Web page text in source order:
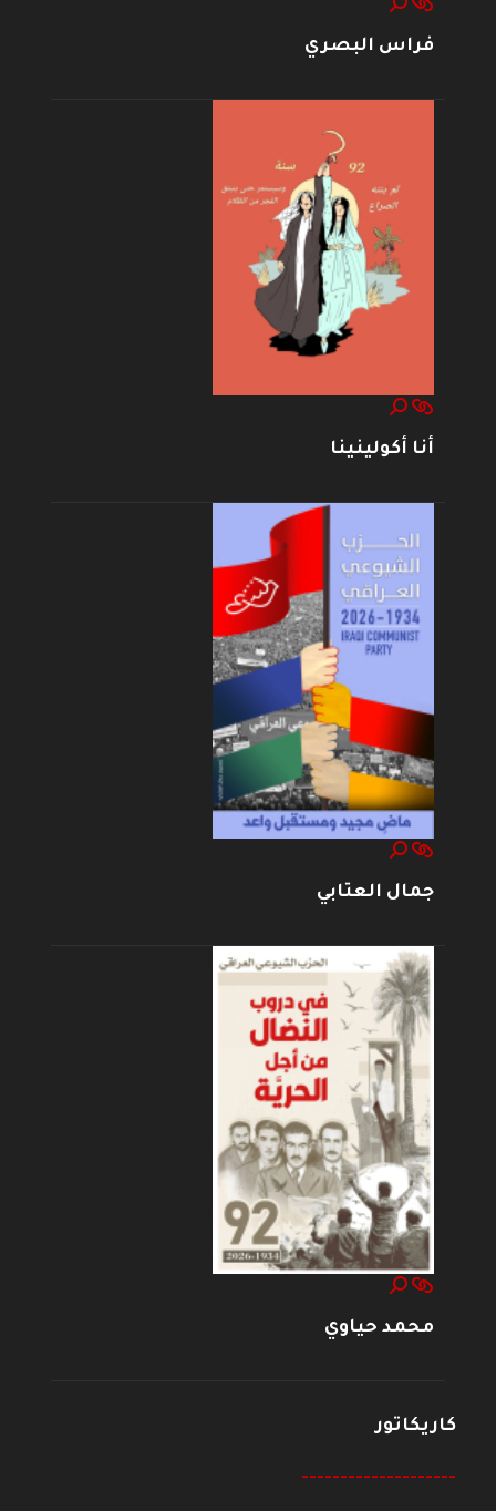
فراس البصري
أنا أكولينينا
جمال العتابي
محمد حياوي
كاريكاتور
--------------------